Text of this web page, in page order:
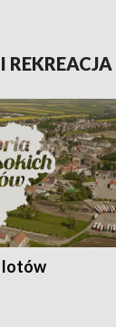
REKREACJA
lotów